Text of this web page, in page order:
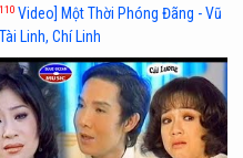
Video] Một Thời Phóng Đãng - Vũ
Linh, Chí Linh